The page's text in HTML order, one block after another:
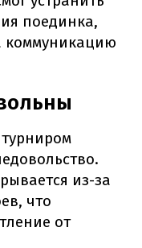
поединка,
коммуникацию
из-за
что
от